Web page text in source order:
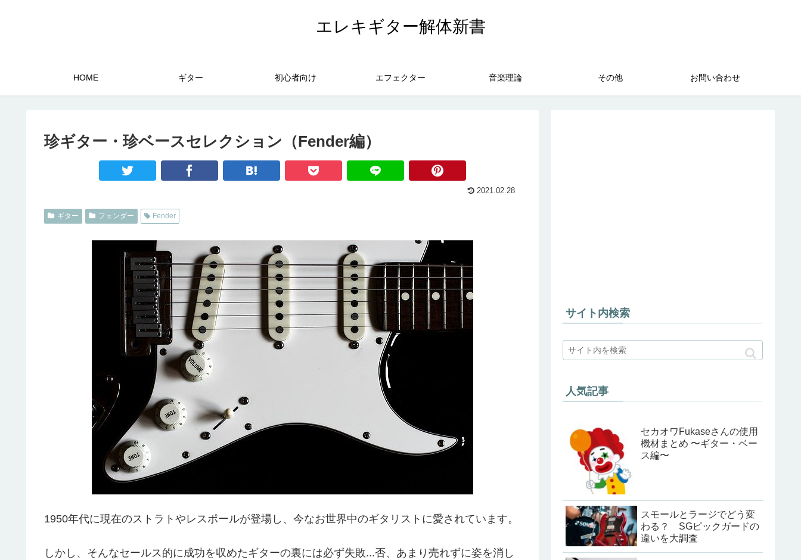
エレキギター解体新書
HOME ギター 初心者向け エフェクター 音楽理論 その他 お問い合わせ
珍ギター・珍ベースセレクション（Fender編）
2021.02.28
ギター フェンダー Fender
1950年代に現在のストラトやレスポールが登場し、今なお世界中のギタリストに愛されています。
しかし、そんなセールス的に成功を収めたギターの裏には必ず失敗...否、あまり売れずに姿を消し
サイト内検索
人気記事
セカオワFukaseさんの使用
機材まとめ 〜ギター・ベー
ス編〜
スモールとラージでどう変
わる？ SGピックガードの
違いを大調査